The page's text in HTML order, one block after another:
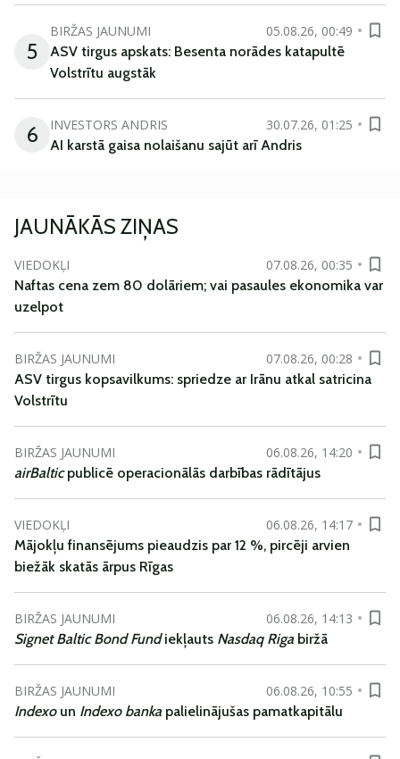
5
BIRŽAS JAUNUMI
05.08.26, 00:49
ASV tirgus apskats: Besenta norādes katapultē
Volstrītu augstāk
6 INVESTORS ANDRIS
30.07.26, 01:25
AI karstā gaisa nolaišanu sajūt arī Andris
JAUNĀKĀS ZIŅAS
VIEDOKĻI
07.08.26, 00:35
Naftas cena zem 80 dolāriem; vai pasaules ekonomika var
uzelpot
BIRŽAS JAUNUMI
07.08.26, 00:28
ASV tirgus kopsavilkums: spriedze ar Irānu atkal satricina
Volstrītu
BIRŽAS JAUNUMI
06.08.26, 14:20
airBalticpublicē operacionālās darbības rādītājus
VIEDOKĻI
06.08.26, 14:17
Mājokļu finansējums pieaudzis par 12 %, pircēji arvien
biežāk skatās ārpus Rīgas
BIRŽAS JAUNUMI
06.08.26, 14:13
Signet Baltic Bond Fundiekļauts Nasdaq Riga biržā
BIRŽAS JAUNUMI
06.08.26, 10:55
Indexoun Indexo banka palielinājušas pamatkapitālu